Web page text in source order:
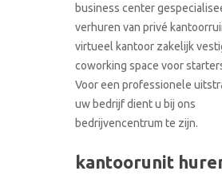
business center
verhuren van privé
virtueel kantoor zakelijk
coworking space voor
Voor een professionele
uw bedrijf dient u bij ons
bedrijvencentrum te zijn.
kantoorunit